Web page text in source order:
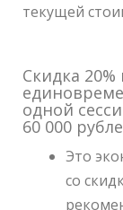
текущей
Скидка 20%
одной
60 000
Это
со